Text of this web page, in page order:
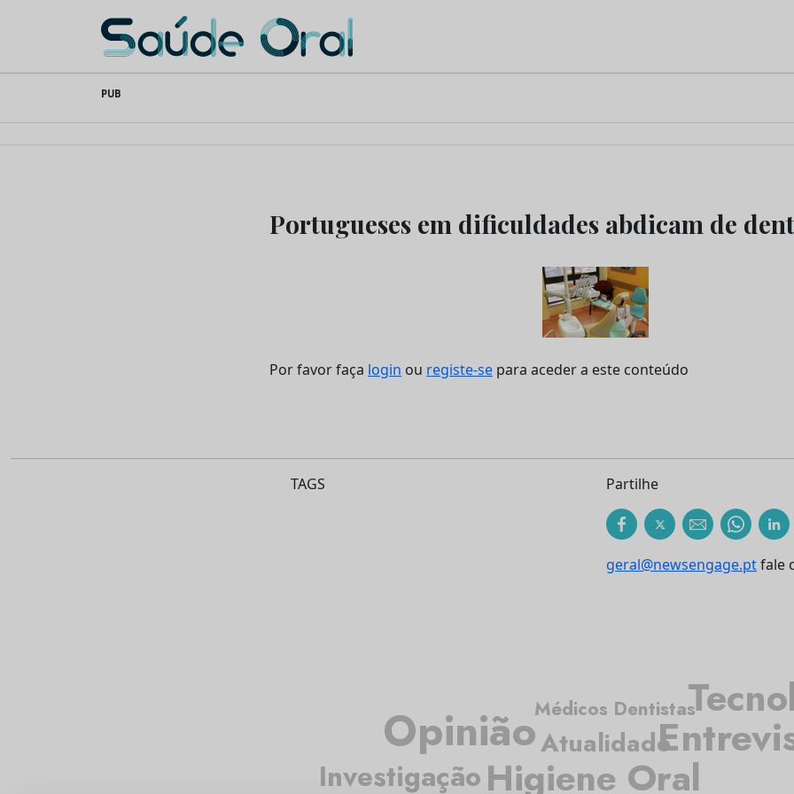
content
Saúde Oral
PUB
Portugueses em dificuldades abdicam de
Por favor faça login ou registe-se para aceder a este conteúdo
TAGS Partilhe
geral@newsengage.ptfale
Atualidade
Médicos Dentistas
Higiene Oral
Opinião
Investigação